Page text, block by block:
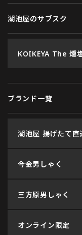
湖池屋のサブスク
KOIKEYA The 燻
ブランド一覧
湖池屋 揚げたて直
今金男しゃく
三方原男しゃく
オンライン限定